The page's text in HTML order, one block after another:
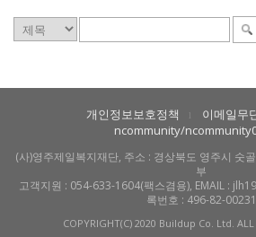
개인정보보호정책 l
이메일무
ncommunity/
(사)영주제일복지재단, 주소 : 경상북도 영주시 숫
부
고객지원 : 054-633-1604(팩스겸용), EMAIL :
록번호 : 496-82-00231
COPYRIGHT(C) 2020 Buildup Co. Ltd. ALL